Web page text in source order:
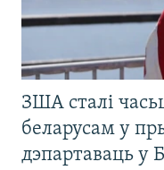
ЗША сталі
беларусам у
дэпартаваць у